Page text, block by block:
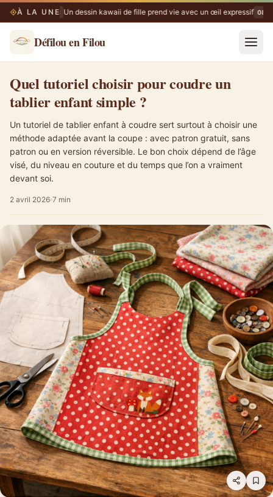
À LA UNE
09/08 Un dessin kawaii de fille prend vie avec un œil expressif 08/
Défilou en Filou
Quel tutoriel choisir pour coudre un
tablier enfant simple ?
Un tutoriel de tablier enfant à coudre sert surtout à choisir une
méthode adaptée avant la coupe : avec patron gratuit, sans
patron ou en version réversible. Le bon choix dépend de l’âge
visé, du niveau en couture et du temps que l’on a vraiment
devant soi.
2 avril 2026 7 min